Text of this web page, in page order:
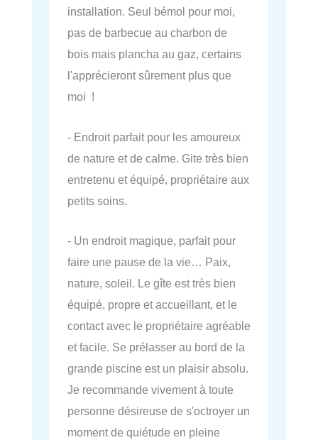
installation. Seul bémol pour moi,
pas de barbecue au charbon de
bois mais plancha au gaz, certains
l'apprécieront sûrement plus que
moi !
- Endroit parfait pour les amoureux
de nature et de calme. Gite très bien
entretenu et équipé, propriétaire aux
petits soins.
- Un endroit magique, parfait pour
faire une pause de la vie… Paix,
nature, soleil. Le gîte est très bien
équipé, propre et accueillant, et le
contact avec le propriétaire agréable
et facile. Se prélasser au bord de la
grande piscine est un plaisir absolu.
Je recommande vivement à toute
personne désireuse de s'octroyer un
moment de quiétude en pleine